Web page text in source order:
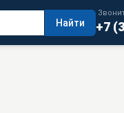
Найти +7